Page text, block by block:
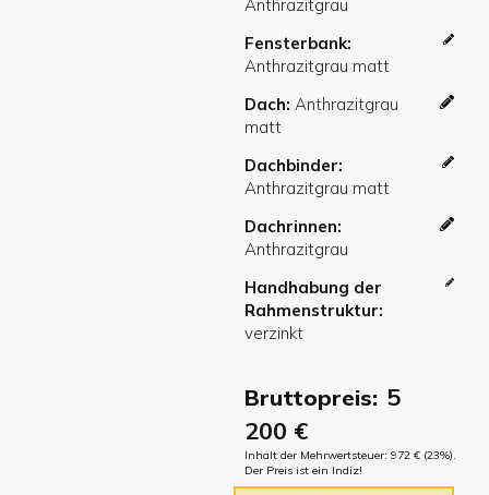
Fensterbank
Dach
Dachbinder
Dachrinnen
Handhabung der
Rahmenstruktur
Bruttopreis: 5
200 €
Inhalt der Mehrwertsteuer: 972 € (23%).
Der Preis ist ein Indiz!